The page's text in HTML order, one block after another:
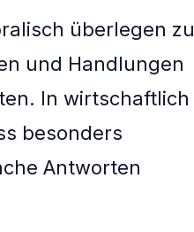
überlegen zu
und Handlungen
In wirtschaftlich
besonders
Antworten